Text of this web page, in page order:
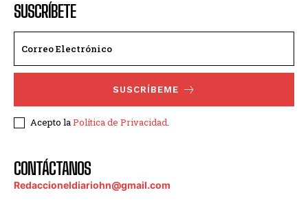
SUSCRÍBETE
SUSCRÍBEME
Acepto laPolítica de Privacidad.
CONTÁCTANOS
Redaccioneldiariohn@gmail.com